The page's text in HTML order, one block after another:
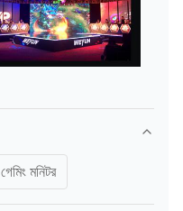
গেমিং মনিটর